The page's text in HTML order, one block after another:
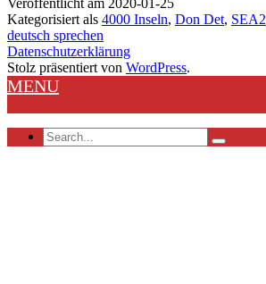
Kategorisiert als 4000 Inseln, Don Det, SEA2
deutsch sprechen
Datenschutzerklärung
Stolz präsentiert von WordPress.
MENU